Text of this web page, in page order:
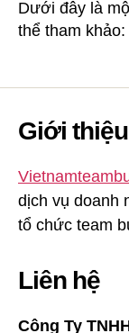
Dưới đây là
thể tham
Giới thiệu
dịch vụ doanh
tổ chức team
Liên hệ
Công Ty